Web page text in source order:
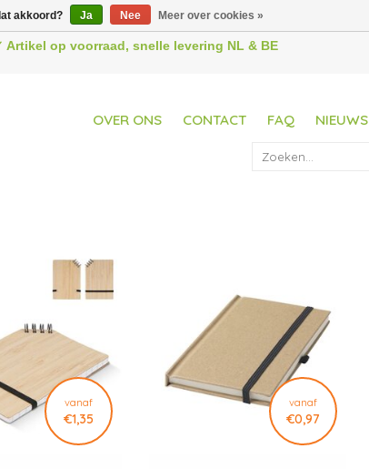
Artikel op voorraad, snelle levering NL & BE
OVER ONS CONTACT FAQ NIEUWS
vanaf
€1,35
vanaf
€0,97
akkoord? Ja Nee Meer over cookies »